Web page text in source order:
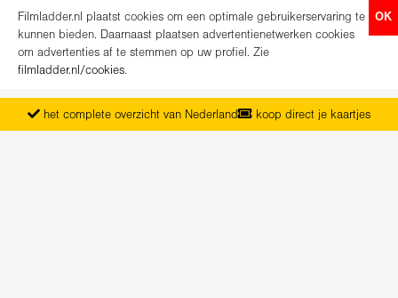
OK
Filmladder.nl plaatst cookies om een optimale gebruikerservaring te
kunnen bieden. Daarnaast plaatsen advertentienetwerken cookies
om advertenties af te stemmen op uw profiel. Zie
filmladder.nl/cookies.
het complete overzicht van Nederland
koop direct je kaartjes
vanaf maandag het nieuwe programma